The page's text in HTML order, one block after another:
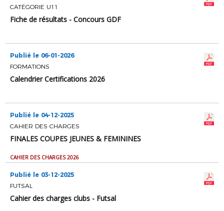
CATÉGORIE U11
Fiche de résultats - Concours GDF
Publié le 06-01-2026
FORMATIONS
Calendrier Certifications 2026
Publié le 04-12-2025
CAHIER DES CHARGES
FINALES COUPES JEUNES & FEMININES
CAHIER DES CHARGES 2026
Publié le 03-12-2025
FUTSAL
Cahier des charges clubs - Futsal